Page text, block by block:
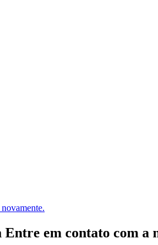
em contato com